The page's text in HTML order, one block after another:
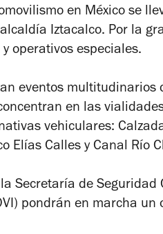
en México se
Iztacalco. Por la
operativos especiales.
eventos
en las
vehiculares:
Elías Calles y Canal Río
Secretaría de Seguridad
pondrán en marcha